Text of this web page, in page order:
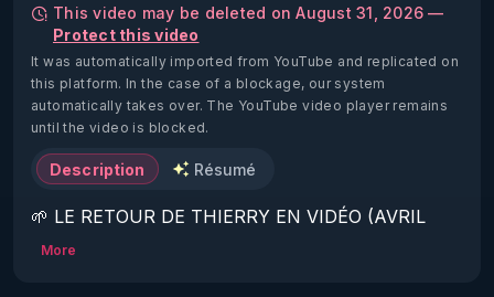
This video may be deleted on August 31, 2026 —
Protect this video
It was automatically imported from YouTube and replicated on
this platform. In the case of a blockage, our system
automatically takes over. The YouTube video player remains
until the video is blocked.
Description Résumé
🌱 LE RETOUR DE THIERRY EN VIDÉO (AVRIL
2022)!
More